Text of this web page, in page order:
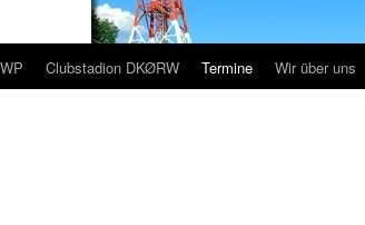
Clubstadion DKØRW Termine Wir über uns